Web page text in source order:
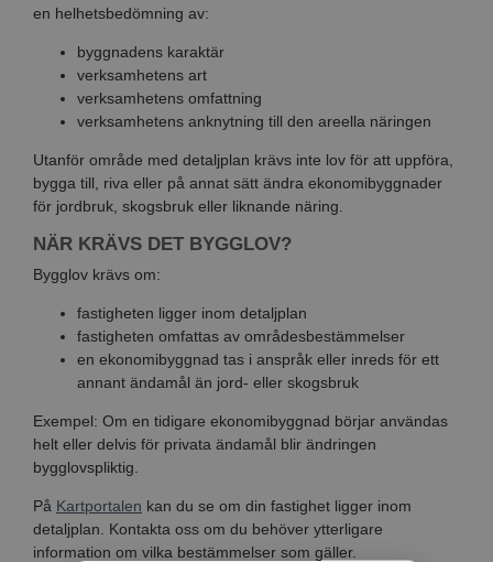
en helhetsbedömning av:
byggnadens karaktär
verksamhetens art
verksamhetens omfattning
verksamhetens anknytning till den areella näringen
Utanför område med detaljplan krävs inte lov för att uppföra,
bygga till, riva eller på annat sätt ändra ekonomibyggnader
för jordbruk, skogsbruk eller liknande näring.
NÄR KRÄVS DET BYGGLOV?
Bygglov krävs om:
fastigheten ligger inom detaljplan
fastigheten omfattas av områdesbestämmelser
en ekonomibyggnad tas i anspråk eller inreds för ett
annant ändamål än jord- eller skogsbruk
Exempel: Om en tidigare ekonomibyggnad börjar användas
helt eller delvis för privata ändamål blir ändringen
bygglovspliktig.
På Kartportalen kan du se om din fastighet ligger inom
detaljplan. Kontakta oss om du behöver ytterligare
information om vilka bestämmelser som gäller.